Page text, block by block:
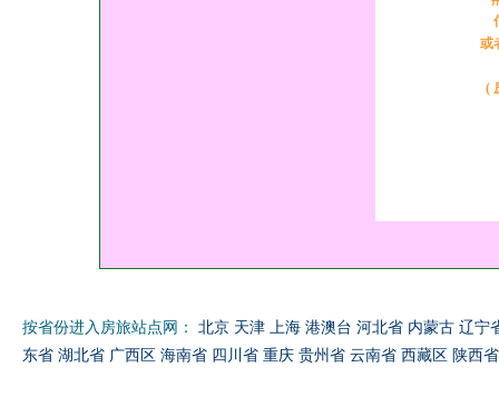
或
(
按省份进入房旅站点网： 北京 天津 上海 港澳台 河北省 内蒙古 辽宁
东省 湖北省 广西区 海南省 四川省 重庆 贵州省 云南省 西藏区 陕西省